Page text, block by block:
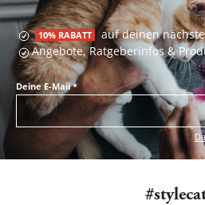
10% RABATT auf deinen
Angebote, Ratgeberinfos &
Deine E-Mail*